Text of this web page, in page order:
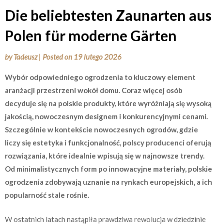
Die beliebtesten Zaunarten aus
Polen für moderne Gärten
byTadeusz | Posted on 19 lutego 2026
Wybór odpowiedniego ogrodzenia to kluczowy element
aranżacji przestrzeni wokół domu. Coraz więcej osób
decyduje się na polskie produkty, które wyróżniają się wysoką
jakością, nowoczesnym designem i konkurencyjnymi cenami.
Szczególnie w kontekście nowoczesnych ogrodów, gdzie
liczy się estetyka i funkcjonalność, polscy producenci oferują
rozwiązania, które idealnie wpisują się w najnowsze trendy.
Od minimalistycznych form po innowacyjne materiały, polskie
ogrodzenia zdobywają uznanie na rynkach europejskich, a ich
popularność stale rośnie.
W ostatnich latach nastąpiła prawdziwa rewolucja w dziedzinie